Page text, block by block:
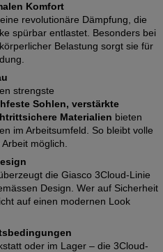
Komfort
revolutionäre Dämpfung, die
spürbar entlastet. Besonders bei
Belastung sorgt sie für
strengste
Sohlen, verstärkte
Materialien bieten
im Arbeitsumfeld. So bleibt volle
möglich.
die Giasco 3Cloud-Linie
Design. Wer auf Sicherheit
auf einen modernen Look
oder im Lager – die 3Cloud-